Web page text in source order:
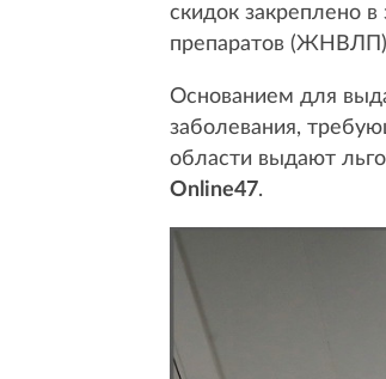
скидок закреплено
препаратов
Основанием для
заболевания,
области выдают
Online47.